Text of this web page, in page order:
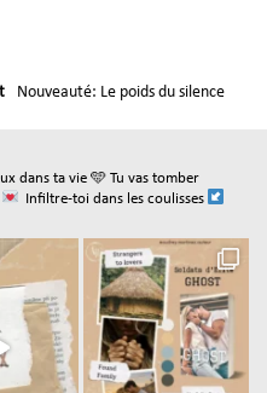
Nouveauté: Le poids du silence
dans ta vie 🩵 Tu vas tomber
Infiltre-toi dans les coulisses